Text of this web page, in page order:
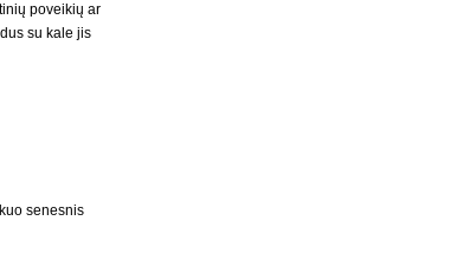
poveikių ar
su kale jis
senesnis